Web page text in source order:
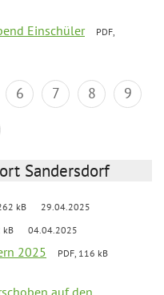
Einschüler
PDF,
6 7 8
9
Sandersdorf
kB 29.04.2025
kB 04.04.2025
2025
PDF, 116 kB
auf den